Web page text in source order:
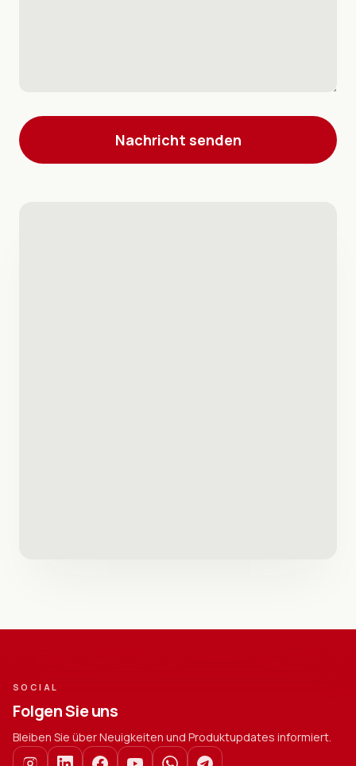
Nachricht senden
SOCIAL
Folgen Sie uns
Bleiben Sie über Neuigkeiten und Produktupdates informiert.